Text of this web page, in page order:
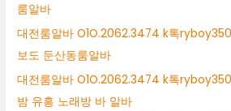
룸알바
대전룸알바 O1O.2062.3474 k톡
보도 둔산동룸알바
대전룸알바 O1O.2062.3474 k톡
밤 유흥 노래방 바 알바